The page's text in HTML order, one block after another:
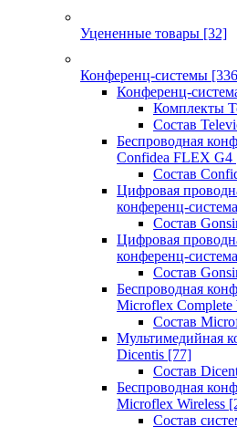
Уцененные товары [32]
Конференц-системы
Конференц-
Комплекты
Состав
Беспроводная
Confidea FLEX G4
Состав
Цифровая
конференц-
Состав
Цифровая
конференц-
Состав
Беспроводная
Microflex Complete
Состав
Мультимедийная
Dicentis [77]
Состав
Беспроводная
Microflex Wireless
Состав